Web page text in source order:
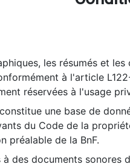
les résumés et
à l'article
réservées à l'usage
une base de
du Code de la
préalable de la BnF.
à des documents sonores